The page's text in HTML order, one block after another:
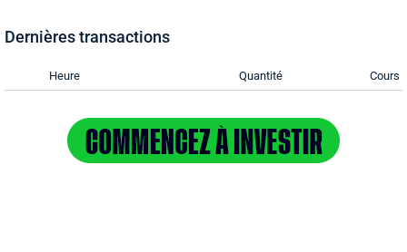
Dernières transactions
Heure Quantité Cours